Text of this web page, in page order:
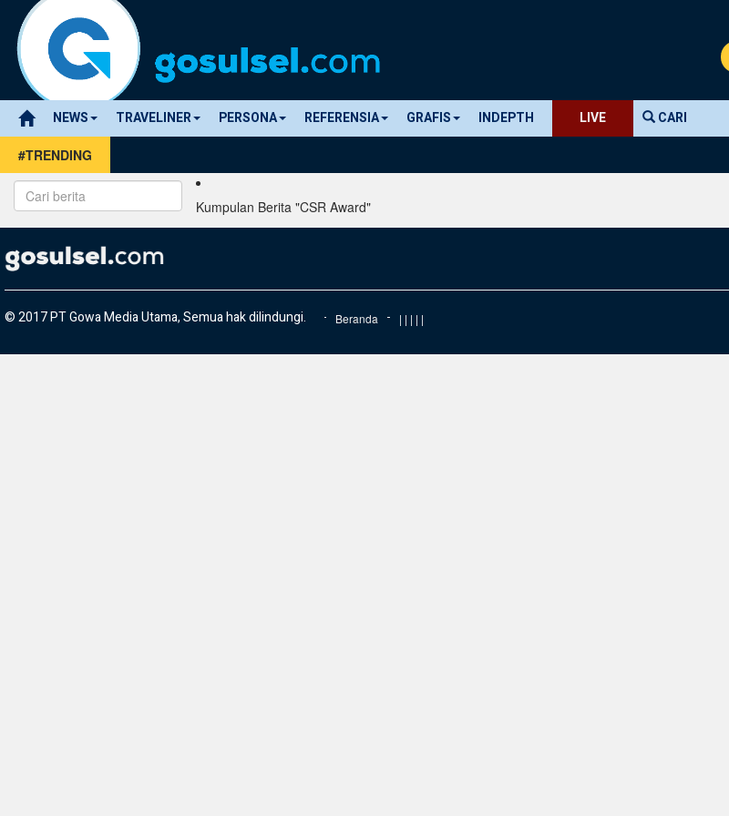
NEWS TRAVELINER PERSONA REFERENSIA GRAFIS INDEPTH LIVE CARI
#TRENDING
Kumpulan Berita "CSR Award"
© 2017 PT Gowa Media Utama, Semua hak dilindungi. Beranda | | | | |